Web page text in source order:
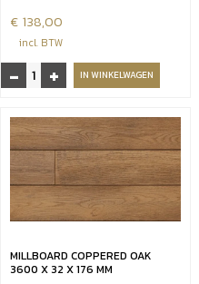
€ 138,00
incl. BTW
-
Millboard
basalt
3600
32
mm
+ IN WINKELWAGEN
MILLBOARD COPPERED OAK
3600 X 32 X 176 MM